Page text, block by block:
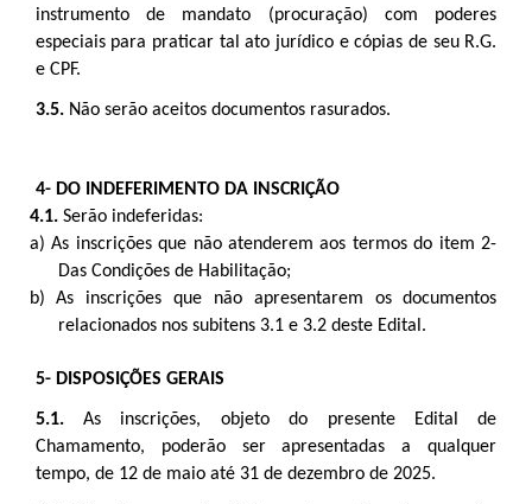
instrumento de mandato (procuração) com poderes
especiais para praticar tal ato jurídico e cópias de seu R.G.
e CPF.
3.5.Não serão aceitos documentos rasurados.
4- DO INDEFERIMENTO DA INSCRIÇÃO
4.1.Serão indeferidas:
a) As inscrições que não atenderem aos termos do item 2-
Das Condições de Habilitação;
b) As inscrições que não apresentarem os documentos
relacionados nos subitens 3.1 e 3.2 deste Edital.
5- DISPOSIÇÕES GERAIS
5.1. As inscrições, objeto do presente Edital de
Chamamento, poderão ser apresentadas a qualquer
tempo, de 12 de maio até 31 de dezembro de 2025.